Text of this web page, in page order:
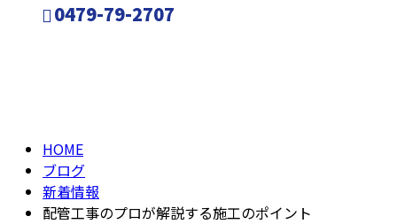
0479-79-2707
HOME
ブログ
新着情報
配管工事のプロが解説する施工のポイント